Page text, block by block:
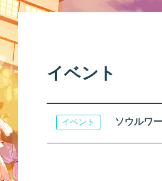
イベント
イベント ソウルワ